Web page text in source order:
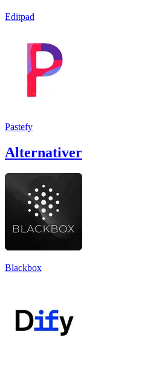
Editpad
Pastefy
Alternativer
Blackbox